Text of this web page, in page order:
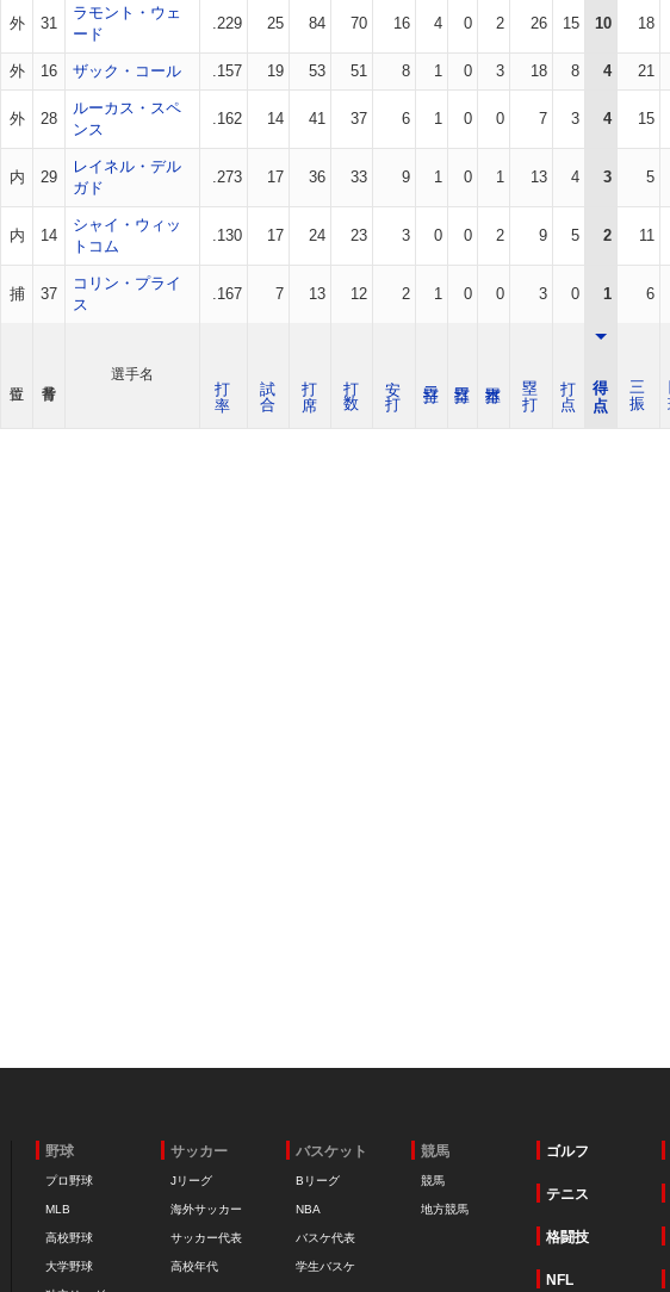
外 31
ラモント・ウェ
ード
.229 25 84 70 16 4 0 2 26 15 10 18
外 16 ザック・コール .157 19 53 51 8 1 0 3 18 8 4 21
外 28
ルーカス・スペ
ンス
.162 14 41 37 6 1 0 0 7 3 4 15
内 29
レイネル・デル
ガド
.273 17 36 33 9 1 0 1 13 4 3 5
内 14
シャイ・ウィッ
トコム
.130 17 24 23 3 0 0 2 9 5 2 11
捕 37
コリン・プライ
ス
.167 7 13 12 2 1 0 0 3 0 1 6
選手名
野球
プロ野球
MLB
高校野球
大学野球
サッカー
Jリーグ
海外サッカー
サッカー代表
高校年代
バスケット
Bリーグ
NBA
バスケ代表
学生バスケ
競馬
競馬
地方競馬
ゴルフ
テニス
格闘技
NFL